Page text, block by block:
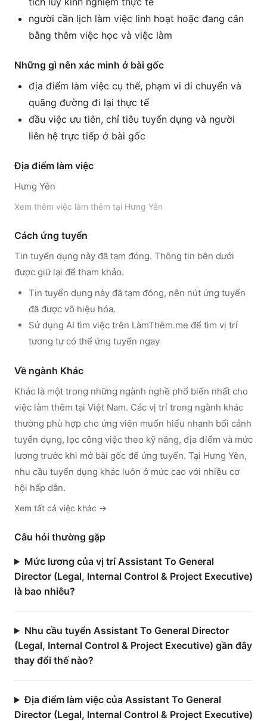
người cần lịch làm việc linh hoạt hoặc đang cân
bằng thêm việc học và việc làm
Những gì nên xác minh ở bài gốc
địa điểm làm việc cụ thể, phạm vi di chuyển và
quãng đường đi lại thực tế
đầu việc ưu tiên, chỉ tiêu tuyển dụng và người
liên hệ trực tiếp ở bài gốc
Địa điểm làm việc
Hưng Yên
Xem thêm việc làm thêm tại Hưng Yên
Cách ứng tuyển
Tin tuyển dụng này đã tạm đóng. Thông tin bên dưới
được giữ lại để tham khảo.
Tin tuyển dụng này đã tạm đóng, nên nút ứng tuyển
đã được vô hiệu hóa.
Sử dụng AI tìm việc trên LàmThêm.me để tìm vị trí
tương tự có thể ứng tuyển ngay
Về ngành Khác
Khác là một trong những ngành nghề phổ biến nhất cho
việc làm thêm tại Việt Nam. Các vị trí trong ngành khác
thường phù hợp cho ứng viên muốn hiểu nhanh bối cảnh
tuyển dụng, lọc công việc theo kỹ năng, địa điểm và mức
lương trước khi mở bài gốc để ứng tuyển. Tại Hưng Yên,
nhu cầu tuyển dụng khác luôn ở mức cao với nhiều cơ
hội hấp dẫn.
Xem tất cả việc khác →
Câu hỏi thường gặp
Mức lương của vị trí Assistant To General
Director (Legal, Internal Control & Project Executive)
là bao nhiêu?
Nhu cầu tuyển Assistant To General Director
(Legal, Internal Control & Project Executive) gần đây
thay đổi thế nào?
Địa điểm làm việc của Assistant To General
Director (Legal, Internal Control & Project Executive)